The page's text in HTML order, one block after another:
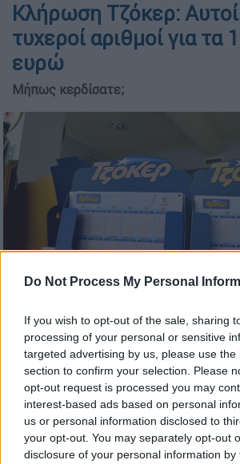
Do Not Process My Personal
If you wish to opt-out of the sale, sharing
processing of your personal or sensitive
targeted advertising by us, please use the
section to confirm your selection. Please
opt-out request is processed you may
interest-based ads based on personal
us or personal information disclosed to
your opt-out. You may separately opt-out
disclosure of your personal information
Κλήρωση Τζόκερ: Αυτοί
τυχεροί αριθμοί για τα
ευρώ
Μήπως κερδίσατε;
Τζόκερ (ΕUROKINISSI-ΠΑΠΑΔΟΠΟΥΛΟΣ
Προσθέστε το ΕΘΝΟΣ
Πραγματοποιήθηκε η
κλήρωση του Τζόκερ.